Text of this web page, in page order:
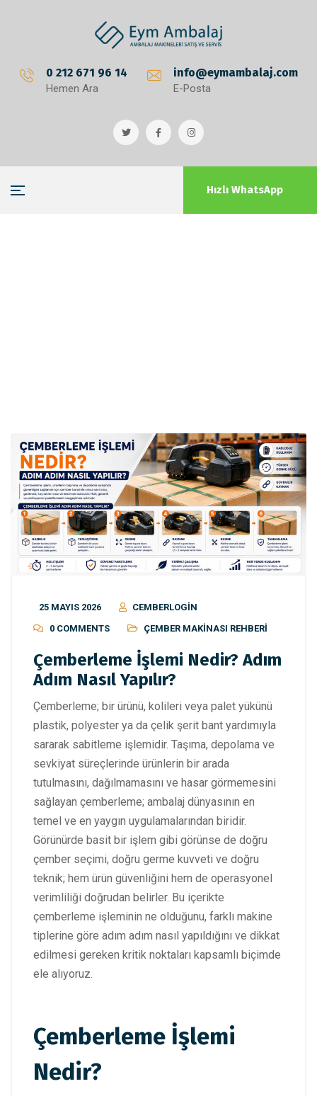
0 212 671 96 14
Hemen Ara
info@eymambalaj.com
E-Posta
Hızlı WhatsApp
25 MAYIS 2026
CEMBERLOGIN
0 COMMENTS
ÇEMBER MAKINASI REHBERI
Çemberleme İşlemi Nedir? Adım
Adım Nasıl Yapılır?
Çemberleme; bir ürünü, kolileri veya palet yükünü
plastik, polyester ya da çelik şerit bant yardımıyla
sararak sabitleme işlemidir. Taşıma, depolama ve
sevkiyat süreçlerinde ürünlerin bir arada
tutulmasını, dağılmamasını ve hasar görmemesini
sağlayan çemberleme; ambalaj dünyasının en
temel ve en yaygın uygulamalarından biridir.
Görünürde basit bir işlem gibi görünse de doğru
çember seçimi, doğru germe kuvveti ve doğru
teknik; hem ürün güvenliğini hem de operasyonel
verimliliği doğrudan belirler. Bu içerikte
çemberleme işleminin ne olduğunu, farklı makine
tiplerine göre adım adım nasıl yapıldığını ve dikkat
edilmesi gereken kritik noktaları kapsamlı biçimde
ele alıyoruz.
Çemberleme İşlemi
Nedir?